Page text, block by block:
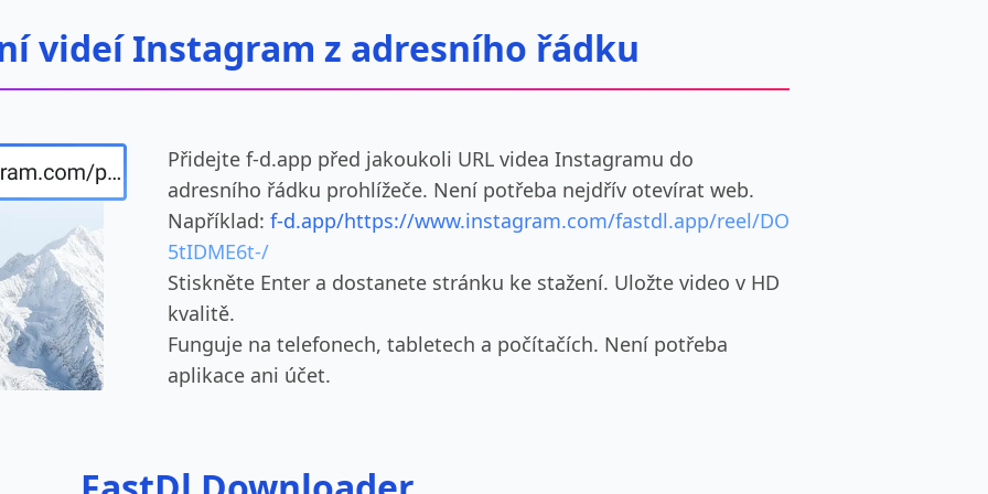
videí Instagram z adresního řádku
Přidejte f-d.app před jakoukoli URL videa Instagramu do
adresního řádku prohlížeče. Není potřeba nejdřív otevírat web.
Například: f-d.app/https://www.instagram.com/fastdl.app/reel/DO
5tIDME6t-/
Stiskněte Enter a dostanete stránku ke stažení. Uložte video v HD
kvalitě.
Funguje na telefonech, tabletech a počítačích. Není potřeba
aplikace ani účet.